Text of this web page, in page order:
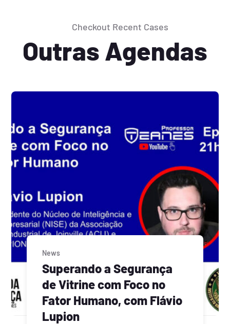
Checkout Recent Cases
Outras Agendas
News
Superando a Segurança
de Vitrine com Foco no
Fator Humano, com Flávio
Lupion